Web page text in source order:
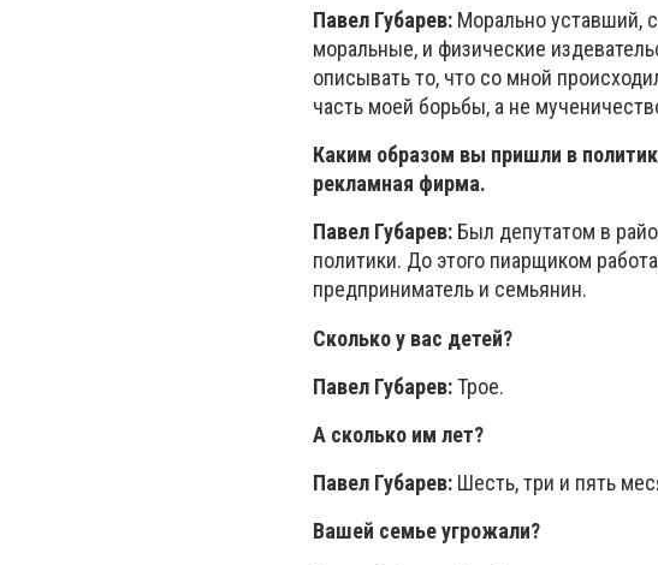
Павел Губарев: Морально уставший,
моральные, и физические
описывать то, что со мной
часть моей борьбы, а не
Каким образом вы пришли в
рекламная фирма.
Павел Губарев: Был депутатом в
политики. До этого пиарщиком
предприниматель и семьянин.
Сколько у вас детей?
Павел Губарев:Трое.
А сколько им лет?
Павел Губарев: Шесть, три и пять
Вашей семье угрожали?